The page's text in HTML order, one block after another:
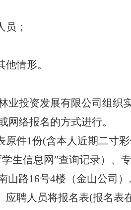
；
情形。
业投资发展有限公司组织
网络报名的方式进行。
原件1份(含本人近期二寸
生信息网”查询记录）、
路16号4楼（金山公司）
应聘人员将报名表(报名表